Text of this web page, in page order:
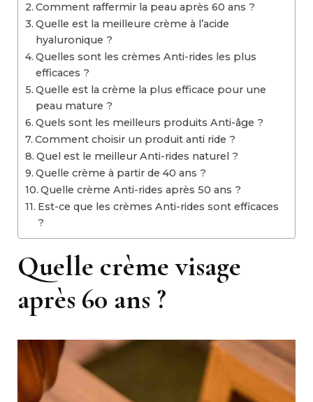
Comment raffermir la peau après 60 ans ?
Quelle est la meilleure crème à l’acide
hyaluronique ?
Quelles sont les crèmes Anti-rides les plus
efficaces ?
Quelle est la crème la plus efficace pour une
peau mature ?
Quels sont les meilleurs produits Anti-âge ?
Comment choisir un produit anti ride ?
Quel est le meilleur Anti-rides naturel ?
Quelle crème à partir de 40 ans ?
Quelle crème Anti-rides après 50 ans ?
Est-ce que les crèmes Anti-rides sont efficaces
?
Quelle crème visage
après 60 ans ?